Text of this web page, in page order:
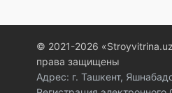
© 2021-2026
права защищены
Адрес: г. Ташкент,